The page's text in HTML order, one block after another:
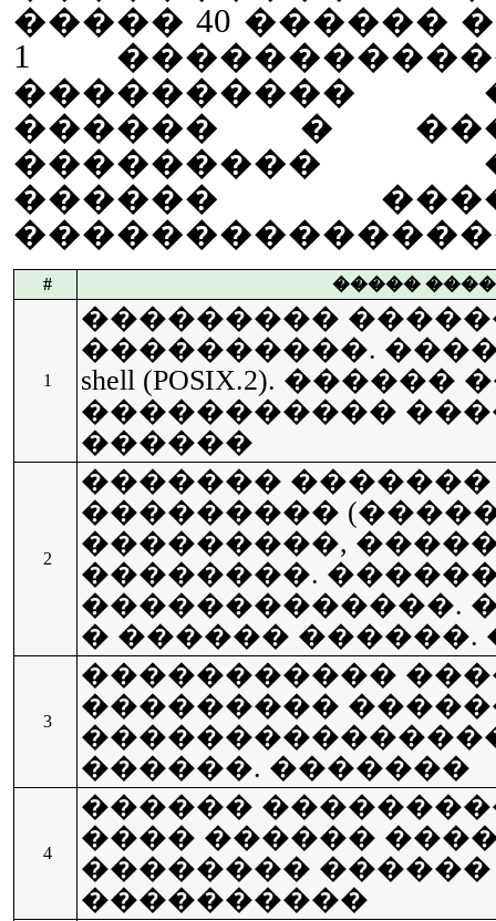
����� 40 ������
1
����������
������ �
���������
������
# �����
1
���������
����������.
shell (POSIX.2).
�����������
������
2
������� �������
���������
���������,
��������.
�������������.
� ������
3
�����������
���������
������. �������
4
������
���� ������
��������
����������